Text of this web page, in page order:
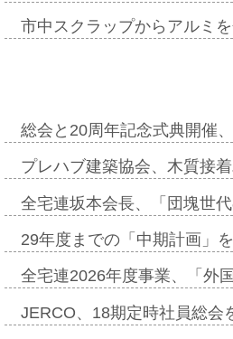
市中スクラップからアルミ
総会と20周年記念式典開催
プレハブ建築協会、木質接
全宅連坂本会長、「団塊世
29年度までの「中期計画」
全宅連2026年度事業、「外
JERCO、18期定時社員総